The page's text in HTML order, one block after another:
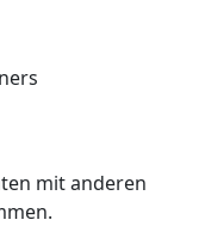
mit anderen